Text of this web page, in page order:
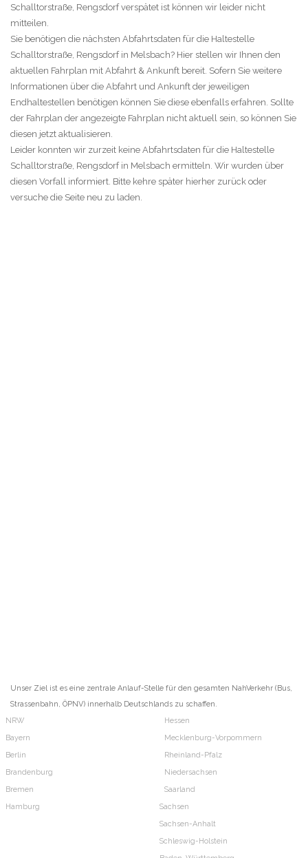
Schalltorstraße, Rengsdorf verspätet ist können wir leider nicht
mitteilen.
Sie benötigen die nächsten Abfahrtsdaten für die Haltestelle
Schalltorstraße, Rengsdorf in Melsbach? Hier stellen wir Ihnen den
aktuellen Fahrplan mit Abfahrt & Ankunft bereit. Sofern Sie weitere
Informationen über die Abfahrt und Ankunft der jeweiligen
Endhaltestellen benötigen können Sie diese ebenfalls erfahren. Sollte
der Fahrplan der angezeigte Fahrplan nicht aktuell sein, so können Sie
diesen jetzt aktualisieren.
Leider konnten wir zurzeit keine Abfahrtsdaten für die Haltestelle
Schalltorstraße, Rengsdorf in Melsbach ermitteln. Wir wurden über
diesen Vorfall informiert. Bitte kehre später hierher zurück oder
versuche die Seite neu zu laden.
Unser Ziel ist es eine zentrale Anlauf-Stelle für den gesamten NahVerkehr (Bus,
Strassenbahn, ÖPNV) innerhalb Deutschlands zu schaffen.
NRW
Bayern
Berlin
Brandenburg
Bremen
Hamburg
Hessen
Mecklenburg-Vorpommern
Rheinland-Pfalz
Niedersachsen
Saarland
Sachsen
Sachsen-Anhalt
Schleswig-Holstein